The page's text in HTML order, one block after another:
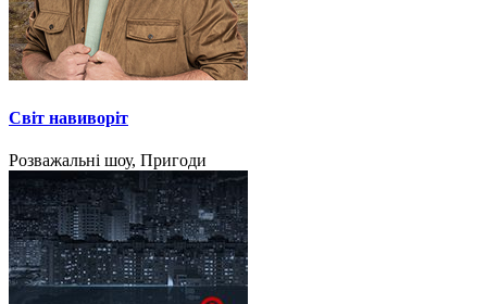
Світ навиворіт
Розважальні шоу, Пригоди